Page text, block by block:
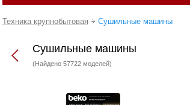
Техника крупнобытовая Сушильные машины
Сушильные машины
(Найдено 57722 моделей)